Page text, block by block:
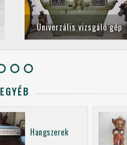
Univerzális vizsgáló gép
EGYÉB
Hangszerek